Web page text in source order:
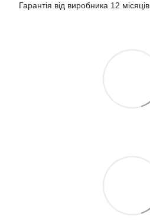
Гарантія від виробника 12 місяців.